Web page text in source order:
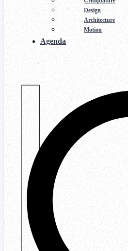
Design
Architecture
Motion
Agenda